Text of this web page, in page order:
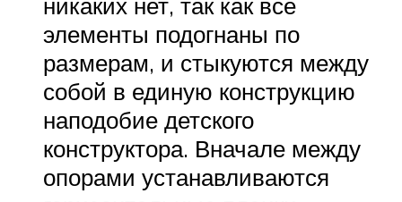
элементы подогнаны по
размерам, и стыкуются между
собой в единую конструкцию
наподобие детского
конструктора. Вначале между
опорами устанавливаются